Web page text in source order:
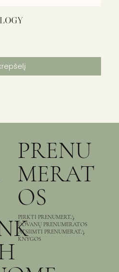
PRENU
MERAT
OS
PIRKTI PRENUMERTĄ
DOVANŲ PRENUMERATOS
ATSIIMTI PRENUMERATĄ
KNYGOS